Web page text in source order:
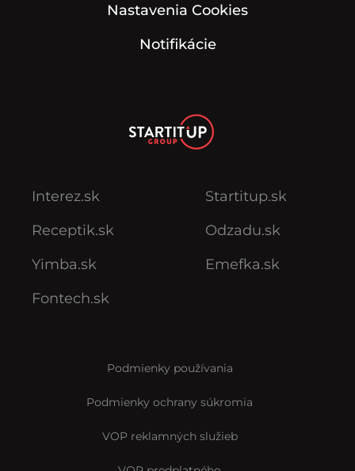
Nastavenia Cookies
Notifikácie
Interez.sk
Receptik.sk
Yimba.sk
Fontech.sk
Startitup.sk
Odzadu.sk
Emefka.sk
Podmienky používania
Podmienky ochrany súkromia
VOP reklamných služieb